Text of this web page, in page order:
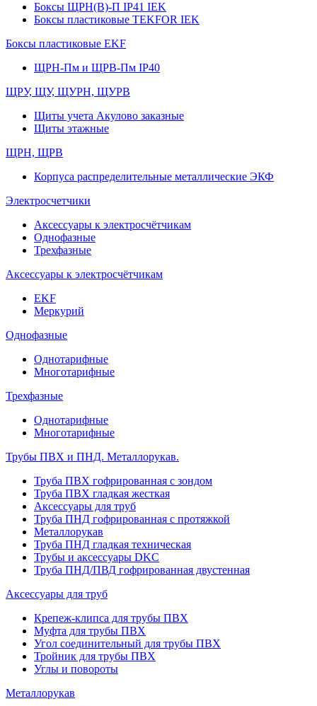
Боксы ЩРН(В)-П IP41 IEK
Боксы пластиковые TEKFOR IEK
Боксы пластиковые EKF
ЩРН-Пм и ЩРВ-Пм IP40
ЩРУ, ЩУ, ЩУРН, ЩУРВ
Щиты учета Акулово заказные
Щиты этажные
ЩРН, ЩРВ
Корпуса распределительные металлические ЭКФ
Электросчетчики
Аксессуары к электросчётчикам
Однофазные
Трехфазные
Аксессуары к электросчётчикам
EKF
Меркурий
Однофазные
Однотарифные
Многотарифные
Трехфазные
Однотарифные
Многотарифные
Трубы ПВХ и ПНД. Металлорукав.
Труба ПВХ гофрированная с зондом
Труба ПВХ гладкая жесткая
Аксессуары для труб
Труба ПНД гофрированная с протяжкой
Металлорукав
Труба ПНД гладкая техническая
Трубы и аксессуары DKC
Труба ПНД/ПВД гофрированная двустенная
Аксессуары для труб
Крепеж-клипса для трубы ПВХ
Муфта для трубы ПВХ
Угол соединительный для трубы ПВХ
Тройник для трубы ПВХ
Углы и повороты
Металлорукав